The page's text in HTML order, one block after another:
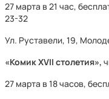
27 марта в 21 час,
23-32
Ул. Руставели, 19,
«Комик XVII столетия»,
27 марта в 18 часов,